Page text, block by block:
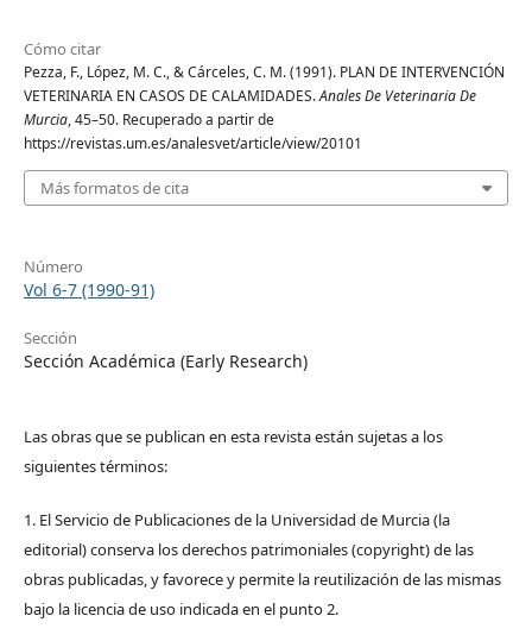
Cómo citar
Pezza, F., López, M. C., & Cárceles, C. M. (1991). PLAN DE INTERVENCIÓN
VETERINARIA EN CASOS DE CALAMIDADES.Anales De Veterinaria De
Murcia, 45–50. Recuperado a partir de
https://revistas.um.es/analesvet/article/view/20101
Más formatos de cita
Número
Vol 6-7 (1990-91)
Sección
Sección Académica (Early Research)
Las obras que se publican en esta revista están sujetas a los
siguientes términos:
1. El Servicio de Publicaciones de la Universidad de Murcia (la
editorial) conserva los derechos patrimoniales (copyright) de las
obras publicadas, y favorece y permite la reutilización de las mismas
bajo la licencia de uso indicada en el punto 2.